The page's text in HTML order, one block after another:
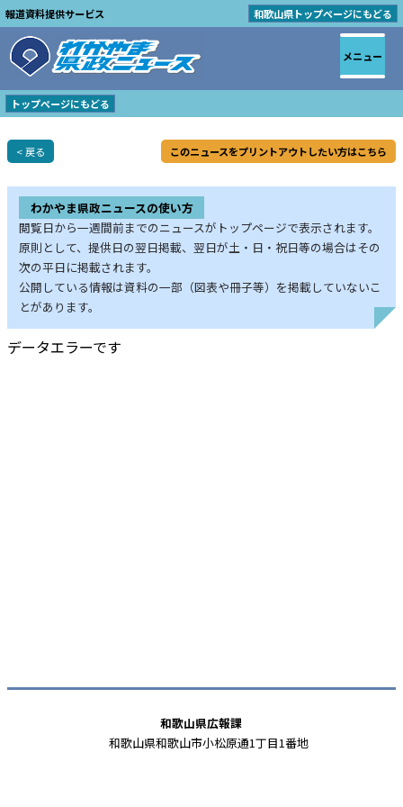
報道資料提供サービス 和歌山県トップページにもどる
トップページにもどる
< 戻る このニュースをプリントアウトしたい方はこちら
わかやま県政ニュースの使い方
閲覧日から一週間前までのニュースがトップページで表示されます。
原則として、提供日の翌日掲載、翌日が土・日・祝日等の場合はその
次の平日に掲載されます。
公開している情報は資料の一部（図表や冊子等）を掲載していないこ
とがあります。
データエラーです
メニュー
和歌山県広報課
和歌山県和歌山市小松原通1丁目1番地